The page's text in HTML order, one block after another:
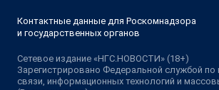
Контактные данные для Роскомнадзора
и государственных органов
Сетевое издание «НГС.НОВОСТИ» (18+)
Зарегистрировано Федеральной службой по
связи, информационных технологий и